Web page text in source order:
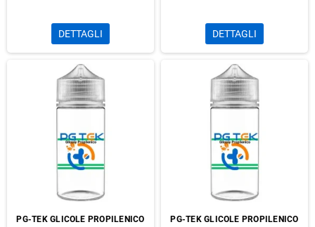
DETTAGLI DETTAGLI
PG-TEK GLICOLE PROPILENICO
PG-TEK GLICOLE PROPILENICO